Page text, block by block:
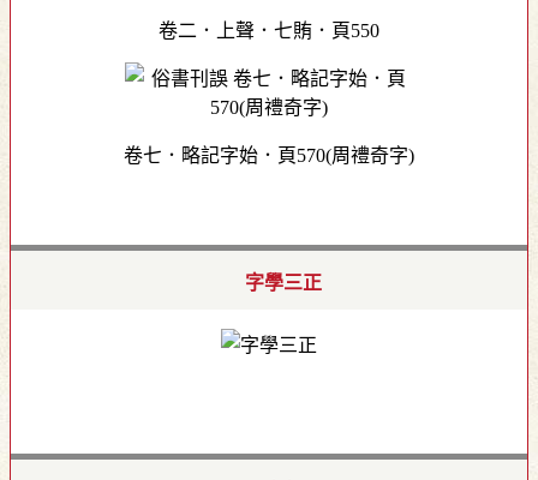
卷二．上聲．七賄．頁550
卷七．略記字始．頁570(周禮奇字)
字學三正